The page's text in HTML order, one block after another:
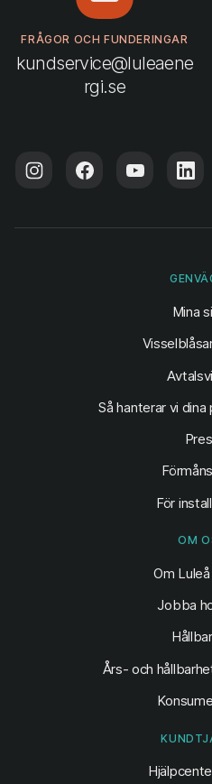
FRÅGOR OCH FUNDERINGAR
kundservice@luleaene
rgi.se
Mina
Så hanterar vi
För
OM
Om
Jobba
Års- och